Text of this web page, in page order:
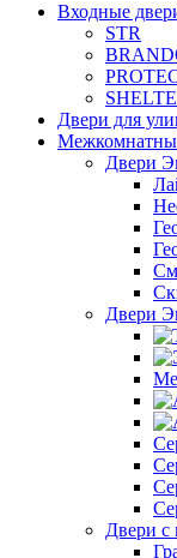
Входные
STR
Двери для
Двери
Двери
Двери